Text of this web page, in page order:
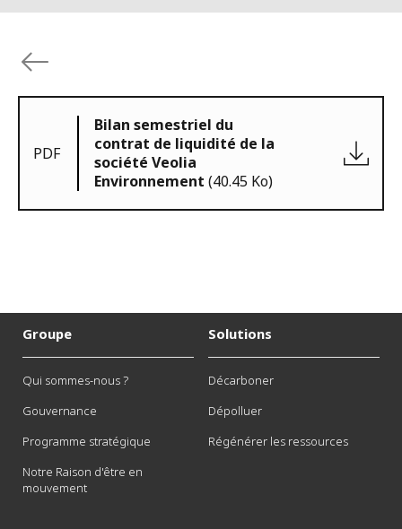
PDF
Bilan semestriel du
contrat de liquidité de la
société Veolia
Environnement (40.45 Ko)
Groupe
Qui sommes-nous ?
Gouvernance
Programme stratégique
Notre Raison d'être en
mouvement
Solutions
Décarboner
Dépolluer
Régénérer les ressources